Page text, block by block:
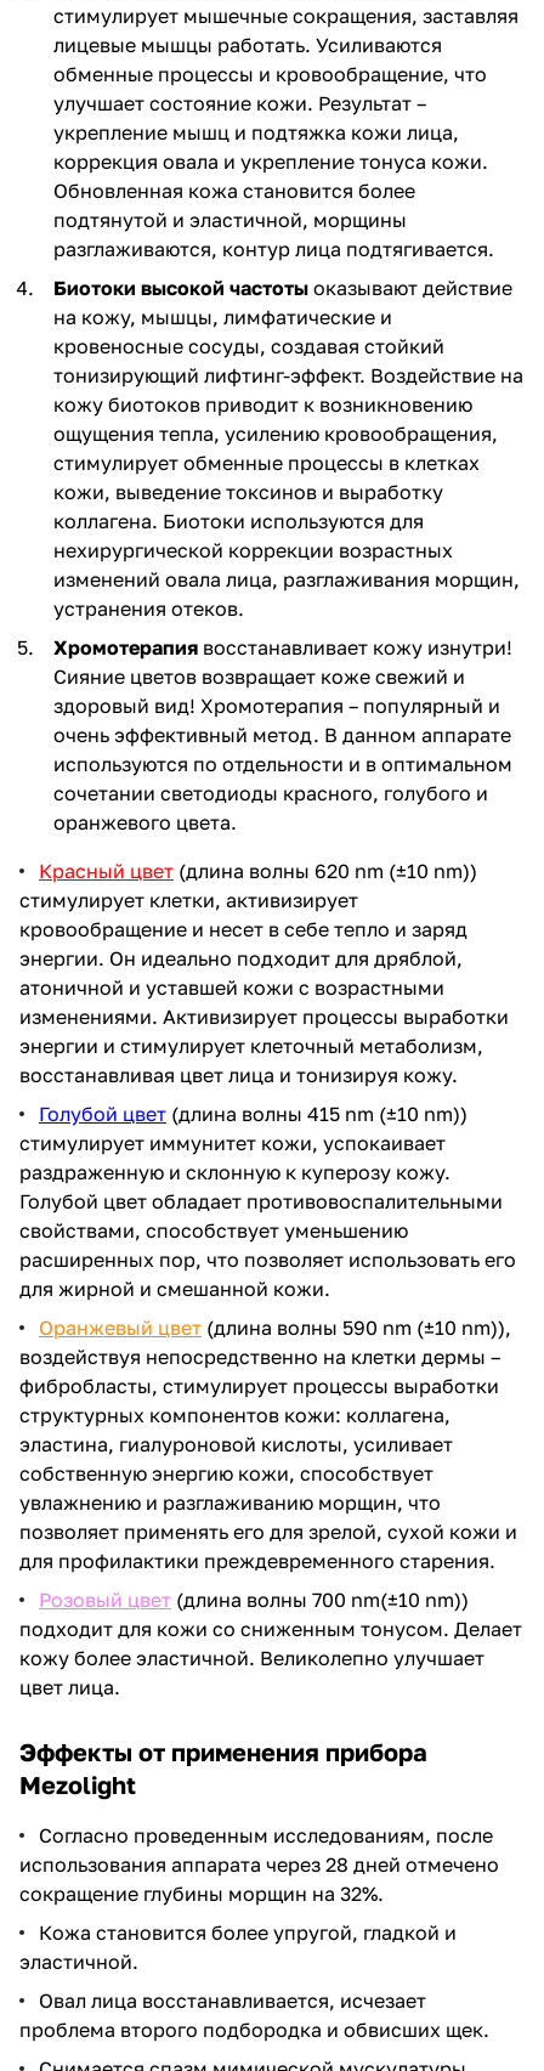
стимулирует мышечные сокращения, заставляя
лицевые мышцы работать. Усиливаются
обменные процессы и кровообращение, что
улучшает состояние кожи. Результат –
укрепление мышц и подтяжка кожи лица,
коррекция овала и укрепление тонуса кожи.
Обновленная кожа становится более
подтянутой и эластичной, морщины
разглаживаются, контур лица подтягивается.
Биотоки высокой частоты оказывают действие
на кожу, мышцы, лимфатические и
кровеносные сосуды, создавая стойкий
тонизирующий лифтинг-эффект. Воздействие на
кожу биотоков приводит к возникновению
ощущения тепла, усилению кровообращения,
стимулирует обменные процессы в клетках
кожи, выведение токсинов и выработку
коллагена. Биотоки используются для
нехирургической коррекции возрастных
изменений овала лица, разглаживания морщин,
устранения отеков.
Хромотерапия восстанавливает кожу изнутри!
Сияние цветов возвращает коже свежий и
здоровый вид! Хромотерапия – популярный и
очень эффективный метод. В данном аппарате
используются по отдельности и в оптимальном
сочетании светодиоды красного, голубого и
оранжевого цвета.
Красный цвет (длина волны 620 nm (±10 nm))
стимулирует клетки, активизирует
кровообращение и несет в себе тепло и заряд
энергии. Он идеально подходит для дряблой,
атоничной и уставшей кожи с возрастными
изменениями. Активизирует процессы выработки
энергии и стимулирует клеточный метаболизм,
восстанавливая цвет лица и тонизируя кожу.
Голубой цвет (длина волны 415 nm (±10 nm))
стимулирует иммунитет кожи, успокаивает
раздраженную и склонную к куперозу кожу.
Голубой цвет обладает противовоспалительными
свойствами, способствует уменьшению
расширенных пор, что позволяет использовать его
для жирной и смешанной кожи.
Оранжевый цвет (длина волны 590 nm (±10 nm)),
воздействуя непосредственно на клетки дермы –
фибробласты, стимулирует процессы выработки
структурных компонентов кожи: коллагена,
эластина, гиалуроновой кислоты, усиливает
собственную энергию кожи, способствует
увлажнению и разглаживанию морщин, что
позволяет применять его для зрелой, сухой кожи и
для профилактики преждевременного старения.
Розовый цвет (длина волны 700 nm(±10 nm))
подходит для кожи со сниженным тонусом. Делает
кожу более эластичной. Великолепно улучшает
цвет лица.
Эффекты от применения прибора
Mezolight
Согласно проведенным исследованиям, после
использования аппарата через 28 дней отмечено
сокращение глубины морщин на 32%.
Кожа становится более упругой, гладкой и
эластичной.
Овал лица восстанавливается, исчезает
проблема второго подбородка и обвисших щек.